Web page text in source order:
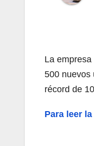
La
500 nuevos
récord de
Para leer